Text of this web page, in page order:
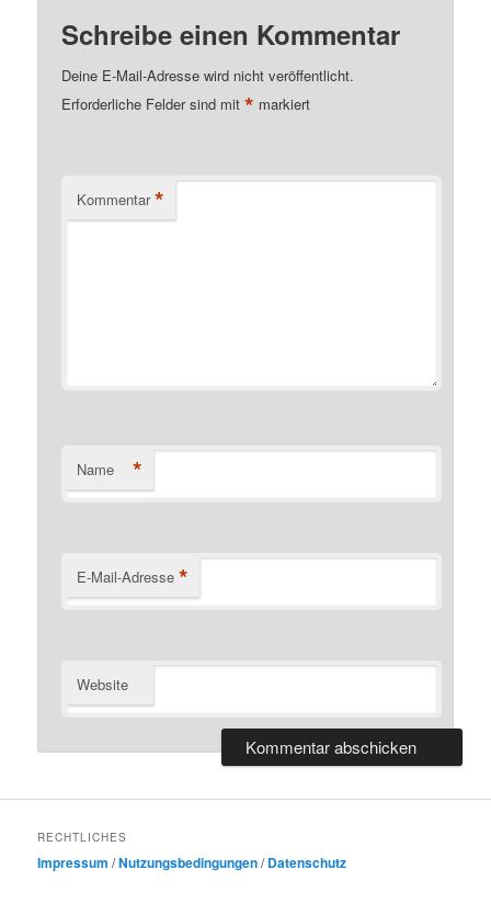
Schreibe einen Kommentar
Deine E-Mail-Adresse wird nicht veröffentlicht.
Erforderliche Felder sind mit* markiert
Kommentar *
Name *
E-Mail-Adresse *
Website
RECHTLICHES
Impressum /Nutzungsbedingungen/Datenschutz